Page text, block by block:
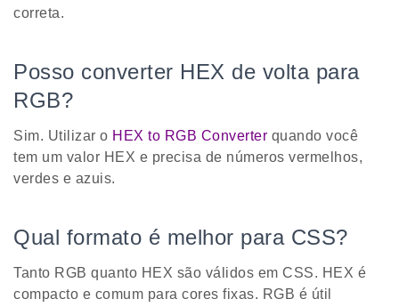
correta.
Posso converter HEX de volta para
RGB?
Sim. Utilizar o HEX to RGB Converter quando você
tem um valor HEX e precisa de números vermelhos,
verdes e azuis.
Qual formato é melhor para CSS?
Tanto RGB quanto HEX são válidos em CSS. HEX é
compacto e comum para cores fixas. RGB é útil